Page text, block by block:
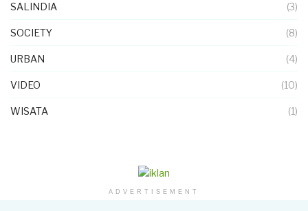
SALINDIA (3)
SOCIETY (8)
URBAN (4)
VIDEO (10)
WISATA (1)
ADVERTISEMENT